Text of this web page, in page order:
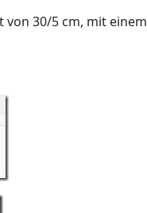
30/5 cm, mit einem